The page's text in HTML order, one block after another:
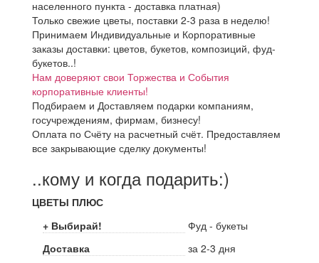
населенного пункта - доставка платная)
Только свежие цветы, поставки 2-3 раза в неделю!
Принимаем Индивидуальные и Корпоративные
заказы доставки: цветов, букетов, композиций, фуд-
букетов..!
Нам доверяют свои Торжества и События
корпоративные клиенты!
Подбираем и Доставляем подарки компаниям,
госучреждениям, фирмам, бизнесу!
Оплата по Счёту на расчетный счёт. Предоставляем
все закрывающие сделку документы!
..кому и когда подарить:)
ЦВЕТЫ ПЛЮС
+ Выбирай!
Фуд - букеты
Доставка
за 2-3 дня